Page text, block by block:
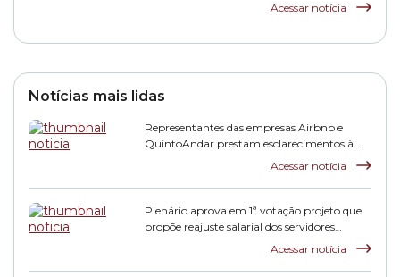
Acessar notícia
Notícias mais lidas
Representantes das empresas Airbnb e
QuintoAndar prestam esclarecimentos à
Acessar notícia
Plenário aprova em 1ª votação projeto que
propõe reajuste salarial dos servidores
Acessar notícia